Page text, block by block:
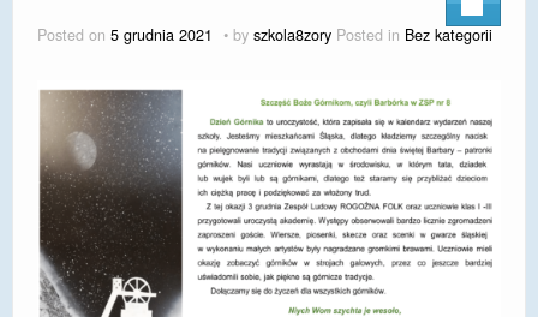
DLA RODZICÓW I UCZNIÓW
DLA PRACOWNIKÓW
GALERIA
SPORT
DOSTĘPNOŚĆ
Posted on 5 grudnia 2021 by szkola8zory Posted in Bez kategorii